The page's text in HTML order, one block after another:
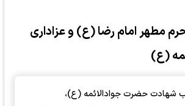
مطهر امام رضا (ع) و عزاداری
(ع)
شهادت حضرت جوادالائمه (ع)،